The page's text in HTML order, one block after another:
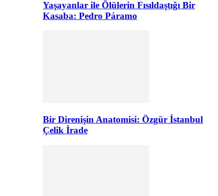
Yaşayanlar ile Ölülerin Fısıldaştığı Bir
Kasaba: Pedro Páramo
Bir Direnişin Anatomisi: Özgür İstanbul
Çelik İrade